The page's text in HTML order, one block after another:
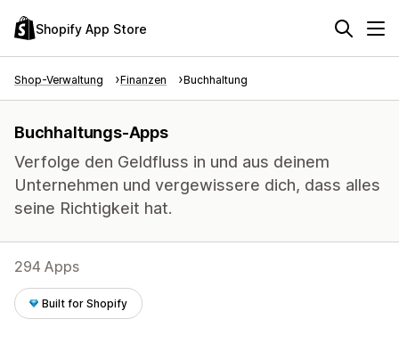
Shopify App Store
Shop-Verwaltung Finanzen Buchhaltung
Buchhaltungs-Apps
Verfolge den Geldfluss in und aus deinem
Unternehmen und vergewissere dich, dass alles
seine Richtigkeit hat.
294 Apps
Built for Shopify